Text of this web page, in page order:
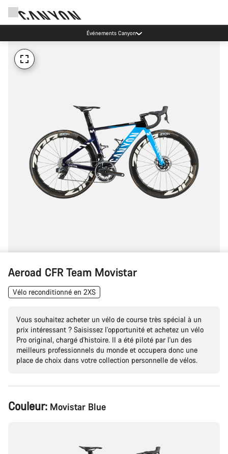
Événements Canyon
Aeroad CFR Team Movistar
Vélo reconditionné en 2XS
Vous souhaitez acheter un vélo de course très spécial à un
prix intéressant ? Saisissez l'opportunité et achetez un vélo
Pro original, chargé d'histoire. Il a été piloté par l'un des
meilleurs professionnels du monde et occupera donc une
place de choix dans votre collection personnelle de vélos.
Configuration
du
Couleur: Movistar Blue